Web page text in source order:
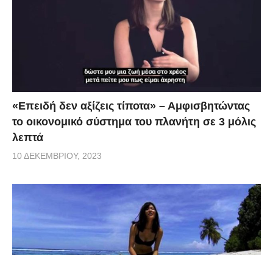
«Επειδή δεν αξίζεις τίποτα» – Αμφισβητώντας
το οικονομικό σύστημα του πλανήτη σε 3 μόλις
λεπτά
10 ΔΕΚΕΜΒΡΊΟΥ, 2023